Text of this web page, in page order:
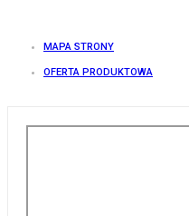
MAPA STRONY
OFERTA PRODUKTOWA